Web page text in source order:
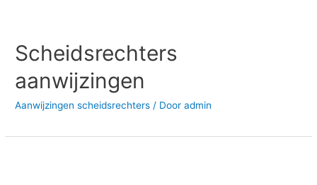
Scheidsrechters
aanwijzingen
Aanwijzingen scheidsrechters / Dooradmin